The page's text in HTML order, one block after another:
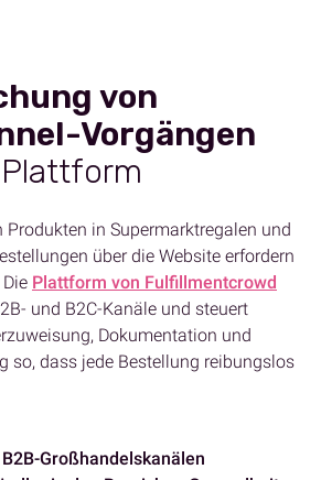
von
Vorgängen
Produkten in Supermarktregalen und
über die Website erfordern
Plattform von Fulfillmentcrowd
und B2C-Kanäle und steuert
Dokumentation und
so, dass jede Bestellung reibungslos
Großhandelskanälen